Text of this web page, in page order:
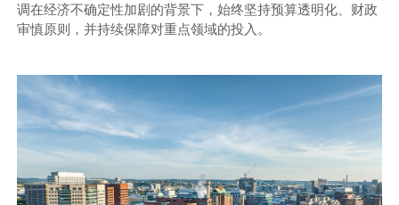
调在经济不确定性加剧的背景下，始终坚持预算透明化、财政
审慎原则，并持续保障对重点领域的投入。